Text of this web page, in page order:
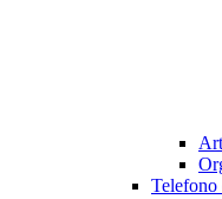
Telefono